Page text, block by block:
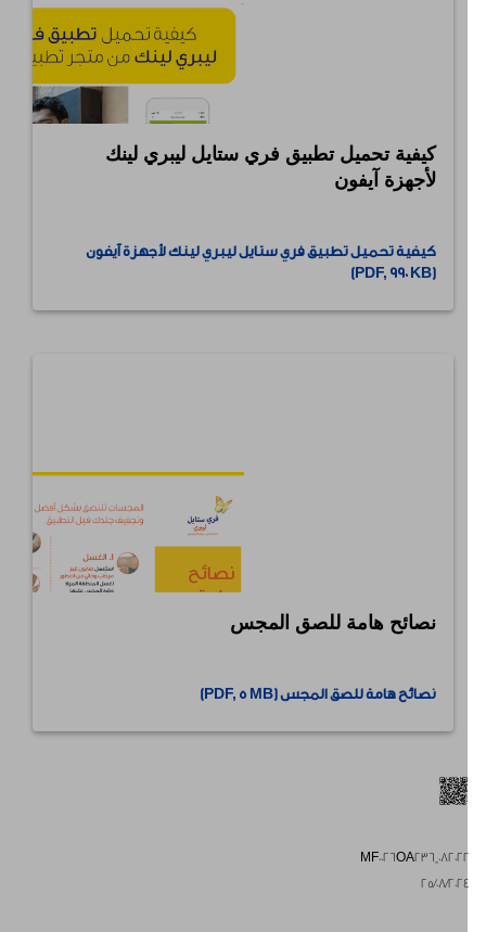
كيفية تحميل تطبيق فري ستايل ليبري لينك
لأجهزة آيفون
كيفية تحميل تطبيق فري ستايل ليبري لينك لأجهزة آيفون
نصائح هامة للصق المجس
نصائح هامة للصق المجس (PDF, 5 MB)
25/08/